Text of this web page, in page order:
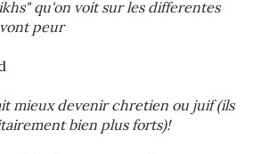
qu'on voit sur les differentes
peur
mieux devenir chretien ou juif (ils
bien plus forts)!